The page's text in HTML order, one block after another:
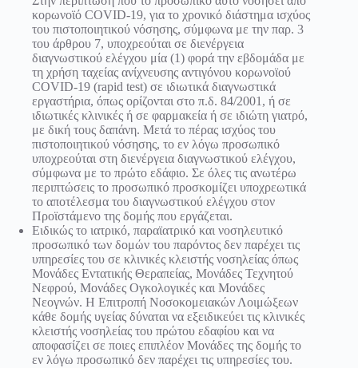
κορωνοϊό COVID-19, για το χρονικό διάστημα ισχύος
του πιστοποιητικού νόσησης, σύμφωνα με την παρ. 3
του άρθρου 7, υποχρεούται σε διενέργεια
διαγνωστικού ελέγχου μία (1) φορά την εβδομάδα με
τη χρήση ταχείας ανίχνευσης αντιγόνου κορωνοϊού
COVID-19 (rapid test) σε ιδιωτικά διαγνωστικά
εργαστήρια, όπως ορίζονται στο π.δ. 84/2001, ή σε
ιδιωτικές κλινικές ή σε φαρμακεία ή σε ιδιώτη γιατρό,
με δική τους δαπάνη. Μετά το πέρας ισχύος του
πιστοποιητικού νόσησης, το εν λόγω προσωπικό
υποχρεούται στη διενέργεια διαγνωστικού ελέγχου,
σύμφωνα με το πρώτο εδάφιο. Σε όλες τις ανωτέρω
περιπτώσεις το προσωπικό προσκομίζει υποχρεωτικά
το αποτέλεσμα του διαγνωστικού ελέγχου στον
Προϊστάμενο της δομής που εργάζεται.
Ειδικώς το ιατρικό, παραϊατρικό και νοσηλευτικό
προσωπικό των δομών του παρόντος δεν παρέχει τις
υπηρεσίες του σε κλινικές κλειστής νοσηλείας όπως
Μονάδες Εντατικής Θεραπείας, Μονάδες Τεχνητού
Νεφρού, Μονάδες Ογκολογικές και Μονάδες
Νεογνών. Η Επιτροπή Νοσοκομειακών Λοιμώξεων
κάθε δομής υγείας δύναται να εξειδικεύει τις κλινικές
κλειστής νοσηλείας του πρώτου εδαφίου και να
αποφασίζει σε ποιες επιπλέον Μονάδες της δομής το
εν λόγω προσωπικό δεν παρέχει τις υπηρεσίες του.